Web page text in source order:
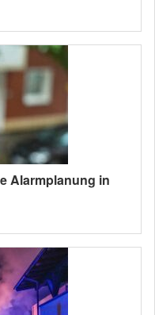
Alarmplanung in